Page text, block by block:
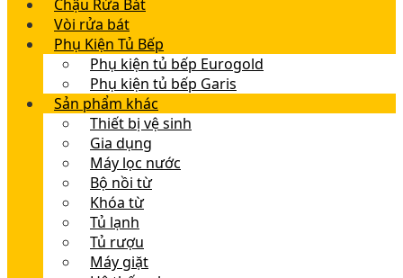
Chậu Rửa Bát
Vòi rửa bát
Phụ Kiện Tủ Bếp
Phụ kiện tủ bếp Eurogold
Phụ kiện tủ bếp Garis
Sản phẩm khác
Thiết bị vệ sinh
Gia dụng
Máy lọc nước
Bộ nồi từ
Khóa từ
Tủ lạnh
Tủ rượu
Máy giặt